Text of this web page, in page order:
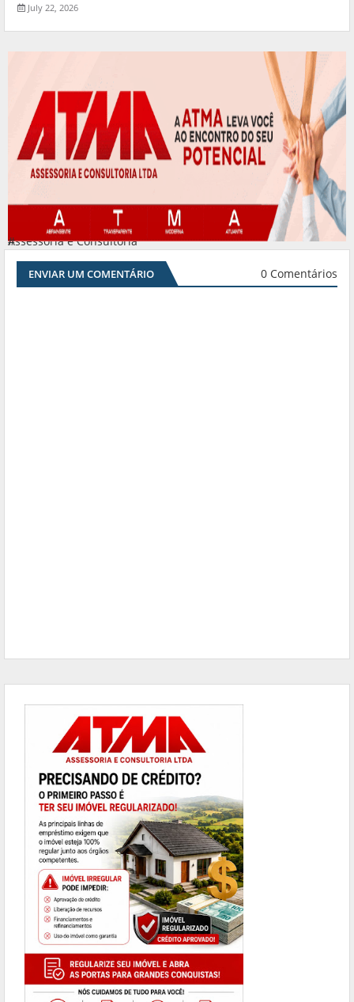
July 22, 2026
Assessoria e Consultoria
#
ENVIAR UM COMENTÁRIO 0 Comentários